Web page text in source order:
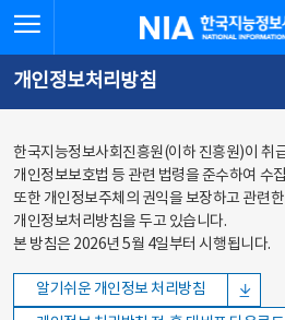
바로가기
바로가기
한국지능정보사회진흥
개인정보처리방침
한국지능정보사회진흥원(이하 진흥원)이 취
개인정보보호법 등 관련 법령을 준수하여 수
또한 개인정보주체의 권익을 보장하고 관련
개인정보처리방침을 두고 있습니다.
본 방침은 2026년 5월 4일부터 시행됩니다.
알기쉬운 개인정보 처리방침